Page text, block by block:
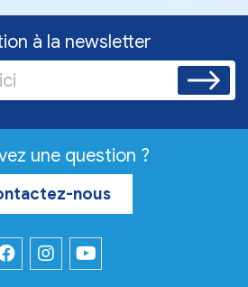
à la newsletter
une question ?
nous